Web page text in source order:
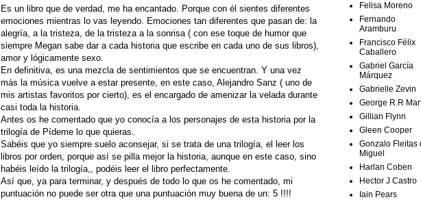
Es un libro que de verdad, me ha encantado. Porque con él sientes diferentes
emociones mientras lo vas leyendo. Emociones tan diferentes que pasan de: la
alegría, a la tristeza, de la tristeza a la sonrisa ( con ese toque de humor que
siempre Megan sabe dar a cada historia que escribe en cada uno de sus libros),
amor y lógicamente sexo.
En definitiva, es una mezcla de sentimientos que se encuentran. Y una vez
más la música vuelve a estar presente, en este caso, Alejandro Sanz ( uno de
mis artistas favoritos por cierto), es el encargado de amenizar la velada durante
casi toda la historia.
Antes os he comentado que yo conocía a los personajes de esta historia por la
trilogía de Pídeme lo que quieras.
Sabéis que yo siempre suelo aconsejar, si se trata de una trilogía, el leer los
libros por orden, porque así se pilla mejor la historia, aunque en este caso, sino
habéis leído la trilogía,, podéis leer el libro perfectamente.
Así que, ya para terminar, y después de todo lo que os he comentado, mi
puntuación no puede ser otra que una puntuación muy buena de un: 5 !!!!
Felisa Moreno
Fernando
Aramburu
Francisco Félix
Caballero
Gabriel García
Márquez
Gabrielle Zevin
George R.R
Gillian Flynn
Gleen Cooper
Gonzalo Fleitas
Miguel
Harlan Coben
Hector J Castro
Iain Pears